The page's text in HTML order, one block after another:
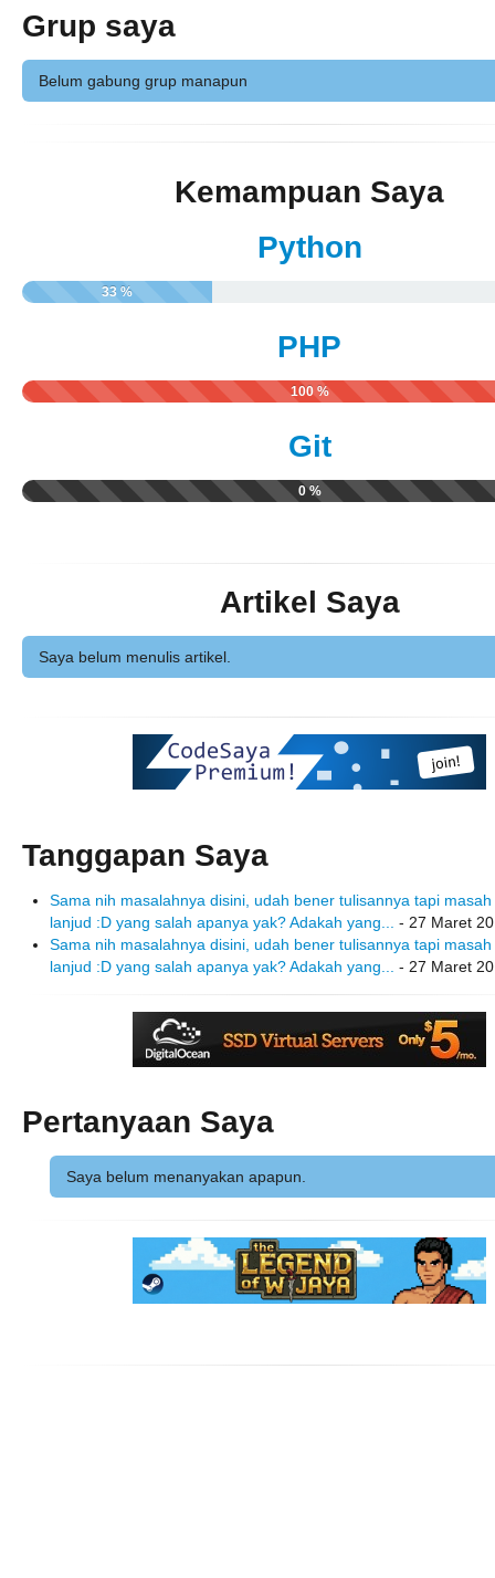
Grup saya
Belum gabung grup manapun
Kemampuan Saya
Python
33 %
PHP
100 %
Git
0 %
Artikel Saya
Saya belum menulis artikel.
Tanggapan Saya
Sama nih masalahnya disini, udah bener tulisannya tapi
lanjud :D yang salah apanya yak? Adakah yang... - 27 Maret
Sama nih masalahnya disini, udah bener tulisannya tapi
lanjud :D yang salah apanya yak? Adakah yang... - 27 Maret
Pertanyaan Saya
Saya belum menanyakan apapun.